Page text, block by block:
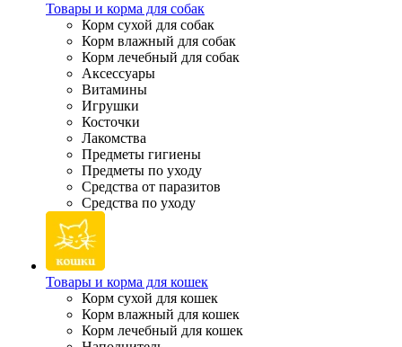
Товары и корма для собак
Корм сухой для собак
Корм влажный для собак
Корм лечебный для собак
Аксессуары
Витамины
Игрушки
Косточки
Лакомства
Предметы гигиены
Предметы по уходу
Средства от паразитов
Средства по уходу
Товары и корма для кошек
Корм сухой для кошек
Корм влажный для кошек
Корм лечебный для кошек